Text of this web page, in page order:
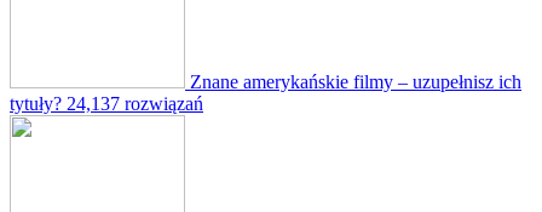
Znane amerykańskie filmy – uzupełnisz ich
tytuły? 24,137 rozwiązań